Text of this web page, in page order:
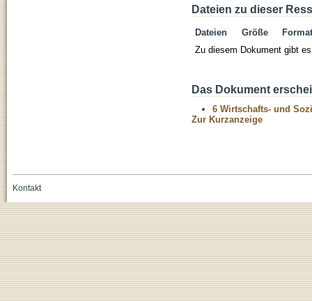
Dateien zu dieser
Dateien Größe
Format
Zu diesem Dokument gibt
Das Dokument
6 Wirtschafts- und
Zur Kurzanzeige
Kontakt